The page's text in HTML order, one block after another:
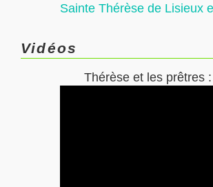
Sainte Thérèse de Lisieux
Vidéos
Thérèse et les prêtres